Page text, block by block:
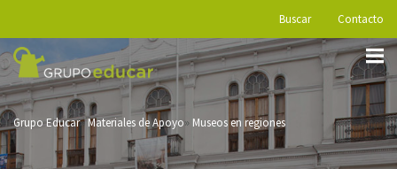
Buscar Contacto
Grupo Educar Materiales de Apoyo Museos en regiones